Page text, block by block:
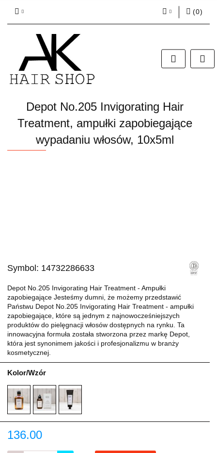
Zarejestruj się
Dodaj zgłoszenie
(0)
Depot No.205 Invigorating Hair
Treatment, ampułki zapobiegające
wypadaniu włosów, 10x5ml
Symbol: 14732286633
Depot No.205 Invigorating Hair Treatment - Ampułki
zapobiegające Jesteśmy dumni, że możemy przedstawić
Państwu Depot No.205 Invigorating Hair Treatment - ampułki
zapobiegające, które są jednym z najnowocześniejszych
produktów do pielęgnacji włosów dostępnych na rynku. Ta
innowacyjna formuła została stworzona przez markę Depot,
która jest synonimem jakości i profesjonalizmu w branży
kosmetycznej.
Kolor/Wzór
136.00